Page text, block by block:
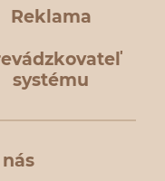
Reklama
systému